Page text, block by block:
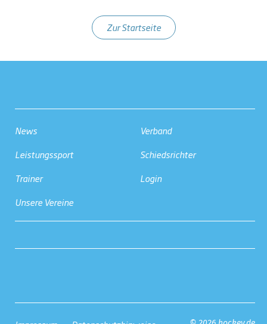
Zur Startseite
News
Leistungssport
Trainer
Unsere Vereine
Verband
Schiedsrichter
Login